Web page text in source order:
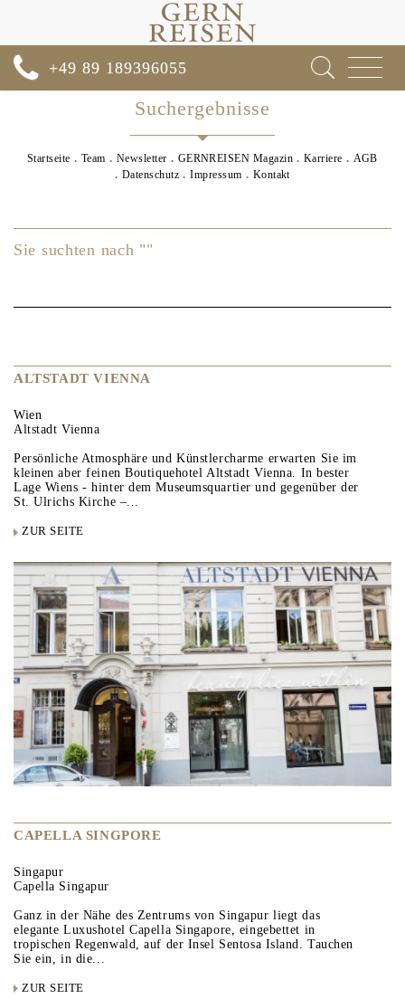
Toggle
+49 89 189396055
Suchergebnisse
Startseite Team Newsletter GERNREISEN Magazin Karriere
AGB
Datenschutz
Impressum Kontakt
Sie suchten nach ""
ALTSTADT VIENNA
Wien
Altstadt Vienna
Persönliche Atmosphäre und Künstlercharme erwarten Sie im
kleinen aber feinen Boutiquehotel Altstadt Vienna. In bester
Lage Wiens - hinter dem Museumsquartier und gegenüber der
St. Ulrichs Kirche –...
ZUR SEITE
CAPELLA SINGPORE
Singapur
Capella Singapur
Ganz in der Nähe des Zentrums von Singapur liegt das
elegante Luxushotel Capella Singapore, eingebettet in
tropischen Regenwald, auf der Insel Sentosa Island. Tauchen
Sie ein, in die...
ZUR SEITE